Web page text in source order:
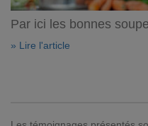
Par ici les bonnes
» Lire l'article